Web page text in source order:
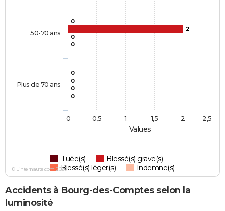
Values
0
0
2
0
0
0
0
0
Tuée(s)
Blessé(s) grave(s)
Blessé(s) léger(s)
Indemne(s)
50-70 ans
Plus de 70 ans
0 0,5 1 1,5 2 2,5
© Linternaute.com 2026
Accidents à Bourg-des-Comptes selon la
luminosité